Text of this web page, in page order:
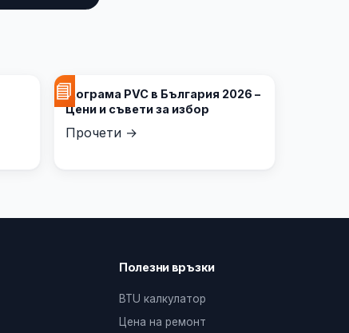
📘Дограма PVC в България 2026 –
Цени и съвети за избор
Прочети →
Полезни връзки
BTU калкулатор
Цена на ремонт